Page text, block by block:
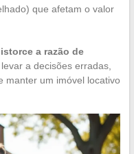
que afetam o valor
a razão de
a decisões erradas,
manter um imóvel locativo